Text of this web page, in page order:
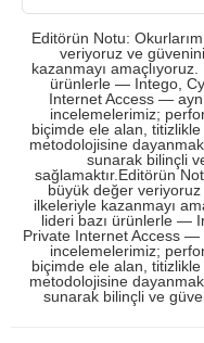
Editörün Notu:
veriyoruz ve
kazanmayı
ürünlerle — Intego,
Internet Access —
incelemelerimiz;
biçimde ele alan, titizlikle
metodolojisine
sunarak bilinçli
sağlamaktır.Editörün
büyük değer
ilkeleriyle kazanmayı
lideri bazı ürünlerle —
Private Internet Access —
incelemelerimiz;
biçimde ele alan, titizlikle
metodolojisine
sunarak bilinçli ve